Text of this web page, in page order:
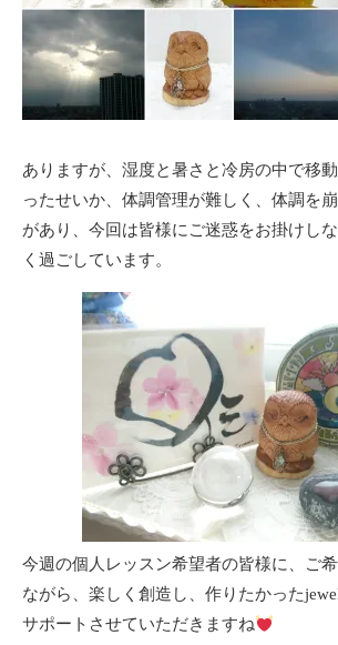
ありますが、湿度と暑さと冷房の中で移
ったせいか、体調管理が難しく、体調を
があり、今回は皆様にご迷惑をお掛けし
く過ごしています。
今週の個人レッスン希望者の皆様に、ご
ながら、楽しく創造し、作りたかった
サポートさせていただきますね